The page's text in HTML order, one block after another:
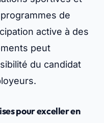
de
active à des
peut
du candidat
pour exceller en